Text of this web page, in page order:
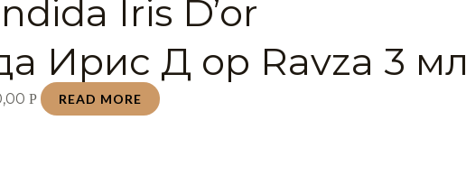
Iris D’or
Ирис Д ор Ravza 3 мл
Р READ MORE